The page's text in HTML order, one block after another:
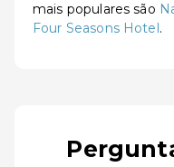
mais populares são
Four Seasons Hotel.